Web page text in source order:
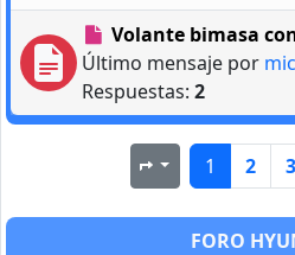
Volante bimasa
Último mensaje por
Respuestas: 2
Página1 de7
1 2 3
FORO